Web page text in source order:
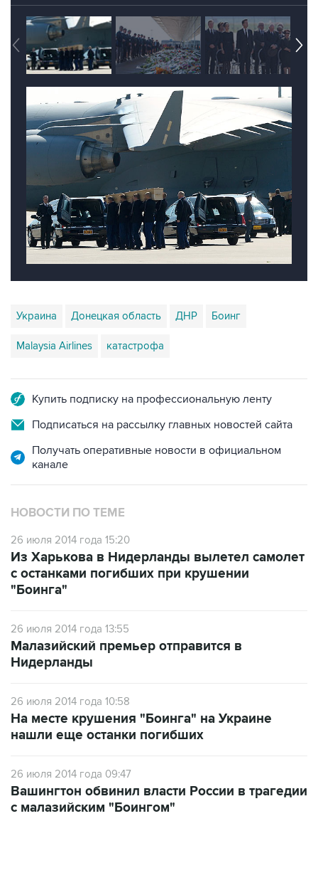
Украина Донецкая область ДНР Боинг
Malaysia Airlines катастрофа
Купить подписку на профессиональную ленту
Подписаться на рассылку главных новостей сайта
Получать оперативные новости в официальном
канале
НОВОСТИ ПО ТЕМЕ
26 июля 2014 года 15:20
Из Харькова в Нидерланды вылетел самолет
с останками погибших при крушении
"Боинга"
26 июля 2014 года 13:55
Малазийский премьер отправится в
Нидерланды
26 июля 2014 года 10:58
На месте крушения "Боинга" на Украине
нашли еще останки погибших
26 июля 2014 года 09:47
Вашингтон обвинил власти России в трагедии
с малазийским "Боингом"